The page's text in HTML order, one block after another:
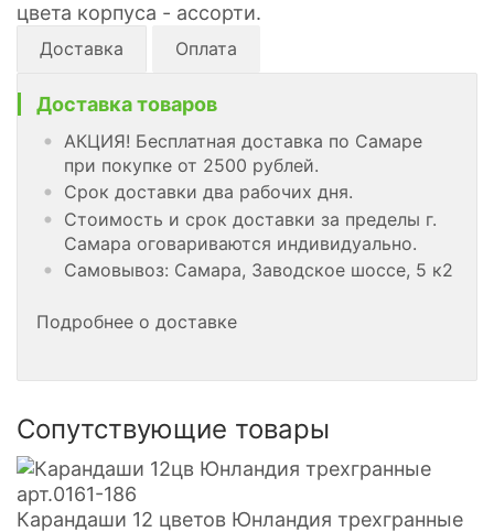
цвета корпуса - ассорти.
Доставка Оплата
Доставка товаров
АКЦИЯ! Бесплатная доставка по Самаре
при покупке от 2500 рублей.
Срок доставки два рабочих дня.
Стоимость и срок доставки за пределы г.
Самара оговариваются индивидуально.
Самовывоз: Самара, Заводское шоссе, 5 к2
Подробнее о доставке
Сопутствующие товары
Карандаши 12 цветов Юнландия трехгранные